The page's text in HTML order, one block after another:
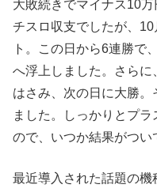
大敗続きでマイナス10
チスロ収支でしたが、
ト。この日から6連勝で
へ浮上しました。さら
はさみ、次の日に大勝。
ました。しっかりとプ
ので、いつか結果がつい
最近導入された話題の